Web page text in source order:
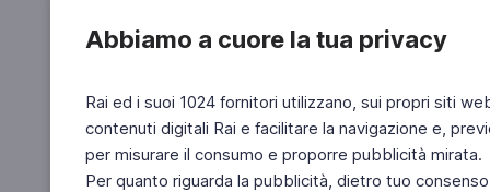
Abbiamo a cuore la tua privacy
Rai ed i suoi 1024 fornitori utilizzano, sui propri siti
contenuti digitali Rai e facilitare la navigazione e,
per misurare il consumo e proporre pubblicità mirata.
Per quanto riguarda la pubblicità, dietro tuo